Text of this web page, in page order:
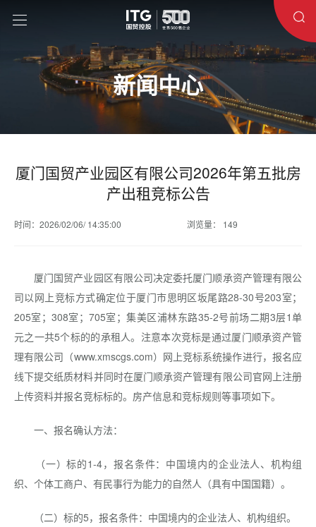
新闻中心
厦门国贸产业园区有限公司2026年第五批房
产出租竞标公告
时间：2026/02/06/ 14:35:00 浏览量： 149
厦门国贸产业园区有限公司决定委托厦门顺承资产管理有限公
司以网上竞标方式确定位于厦门市思明区坂尾路28-30号203室；
205室；308室；705室；集美区浦林东路35-2号前场二期3层1单
元之一共5个标的的承租人。注意本次竞标是通过厦门顺承资产管
理有限公司（www.xmscgs.com）网上竞标系统操作进行，报名应
线下提交纸质材料并同时在厦门顺承资产管理有限公司官网上注册
上传资料并报名竞标标的。房产信息和竞标规则等事项如下。
一、报名确认方法：
（一）标的1-4，报名条件：中国境内的企业法人、机构组
织、个体工商户、有民事行为能力的自然人（具有中国国籍）。
（二）标的5，报名条件：中国境内的企业法人、机构组织。